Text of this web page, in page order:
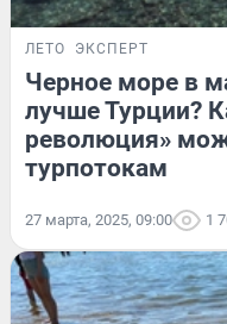
ЛЕТО ЭКСПЕРТ
Черное море в
лучше Турции?
революция»
турпотокам
27 марта, 2025, 09:00 1